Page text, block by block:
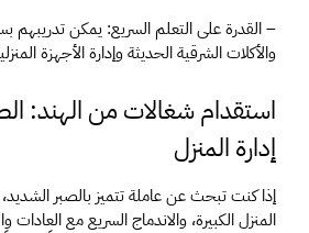
والأكلات الشرقية الحديثة وإدارة الأجهزة
إدارة المنزل